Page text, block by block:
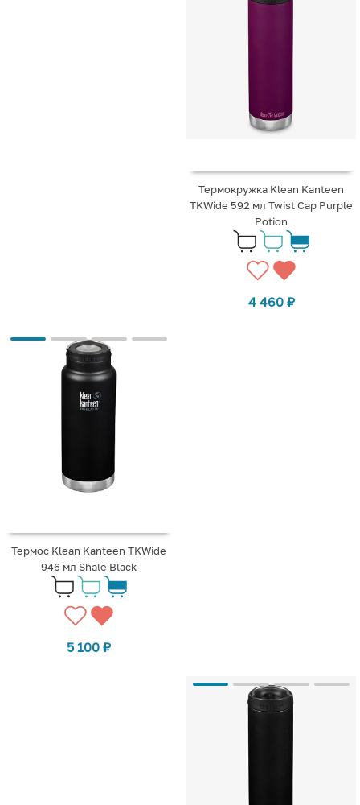
Термокружка Klean Kanteen
TKWide 592 мл Twist Cap Purple
Potion
4 460 ₽
Термос Klean Kanteen TKWide
946 мл Shale Black
5 100 ₽